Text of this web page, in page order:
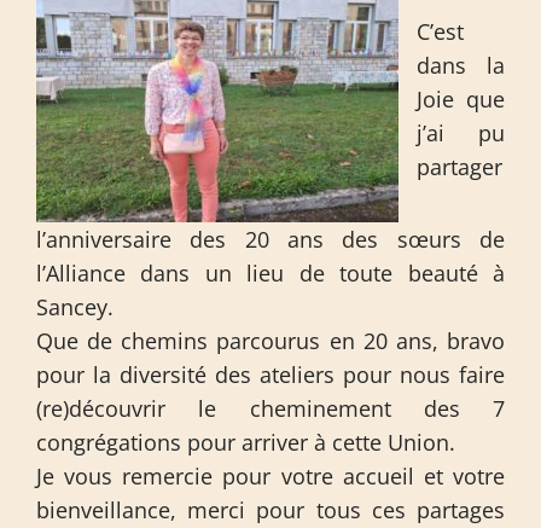
C’est
dans la
Joie que
j’ai pu
partager
l’anniversaire des 20 ans des sœurs de
l’Alliance dans un lieu de toute beauté à
Sancey.
Que de chemins parcourus en 20 ans, bravo
pour la diversité des ateliers pour nous faire
(re)découvrir le cheminement des 7
congrégations pour arriver à cette Union.
Je vous remercie pour votre accueil et votre
bienveillance, merci pour tous ces partages